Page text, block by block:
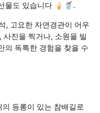
물도 있습니다 🍦🥤.
, 고요한 자연경관이 어우
진을 찍거나, 소원을 빌
의 독특한 경험을 찾을 수
등롱이 있는 참배길로